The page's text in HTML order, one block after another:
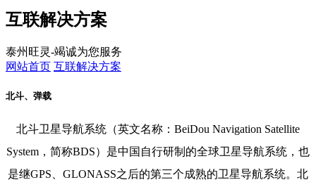
互联解决方案
泰州旺灵-竭诚为您服务
网站首页 互联解决方案
北斗、弹载
北斗卫星导航系统（英文名称：BeiDou Navigation Satellite
System，简称BDS）是中国自行研制的全球卫星导航系统，也
是继GPS、GLONASS之后的第三个成熟的卫星导航系统。北